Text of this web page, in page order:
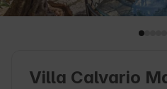
Villa Calvario